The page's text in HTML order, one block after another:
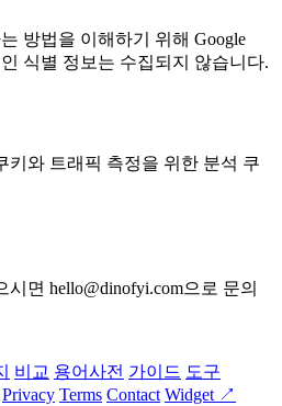
방법을 이해하기 위해 Google
식별 정보는 수집되지 않습니다.
키와 트래픽 측정을 위한 분석 쿠
시면 hello@dinofyi.com으로 문의
비교 용어사전 가이드 도구
Privacy Terms Contact Widget ↗